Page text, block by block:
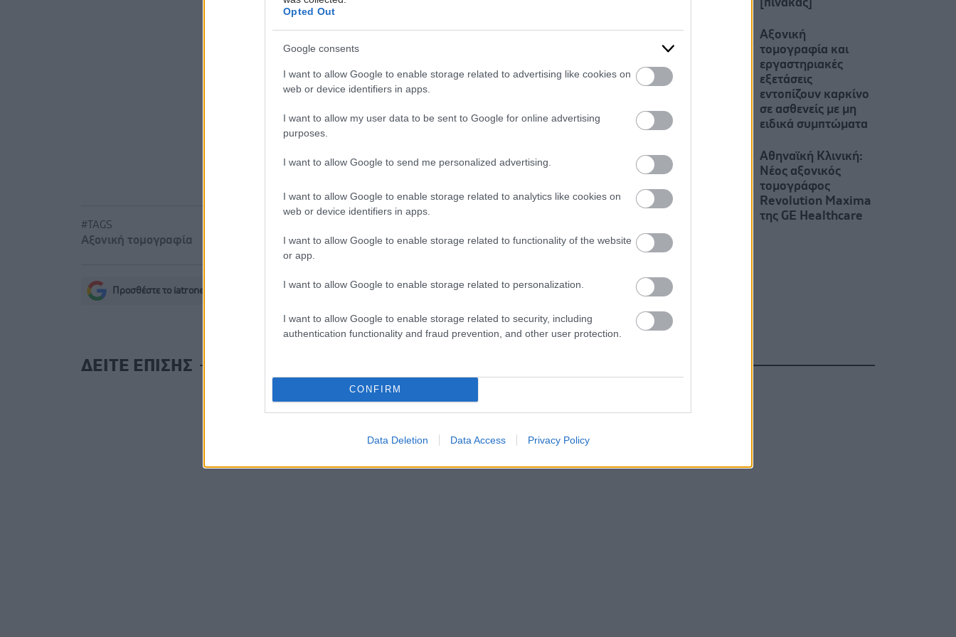
Opted Out
Google consents
I want to allow Google to enable storage related to advertising like cookies on
web or device identifiers in apps.
I want to allow my user data to be sent to Google for online advertising
purposes.
I want to allow Google to send me personalized advertising.
I want to allow Google to enable storage related to analytics like cookies on
web or device identifiers in apps.
I want to allow Google to enable storage related to functionality of the website
or app.
I want to allow Google to enable storage related to personalization.
I want to allow Google to enable storage related to security, including
authentication functionality and fraud prevention, and other user protection.
CONFIRM
Data Deletion Data Access Privacy Policy
είναι καινούργιο''- 'Αμεσα μέτρα για την αντιμετώπιση των
χωρίς να μειώνεται η ποσότητα του φαγητού [μελέτη]
Ο FDA ενέκρινε φάρμακο για τη ναρκοληψία
#TAGS
Αξονική τομογραφία
Προσθέστε το iatronet.gr στο Discover
[πίνακας]
Αξονική
τομογραφία και
εργαστηριακές
εξετάσεις
εντοπίζουν καρκίνο
σε ασθενείς με μη
ειδικά συμπτώματα
Αθηναϊκή Κλινική:
Νέος αξονικός
τομογράφος
Revolution Maxima
της GE Healthcare
ΔΕΙΤΕ ΕΠΙΣΗΣ